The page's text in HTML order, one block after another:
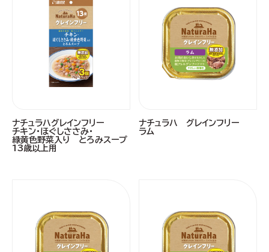
ナチュラハグレインフリー
チキン・ほぐしささみ・
緑黄色野菜入り とろみスープ
13歳以上用
ナチュラハ グレインフリー
ラム